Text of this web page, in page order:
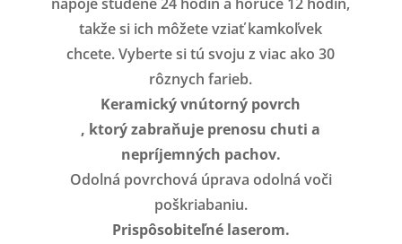
takže si ich môžete vziať kamkoľvek
chcete. Vyberte si tú svoju z viac ako 30
rôznych farieb.
Keramický vnútorný povrch
, ktorý zabraňuje prenosu chuti a
nepríjemných pachov.
Odolná povrchová úprava odolná voči
poškriabaniu.
Prispôsobiteľné laserom.